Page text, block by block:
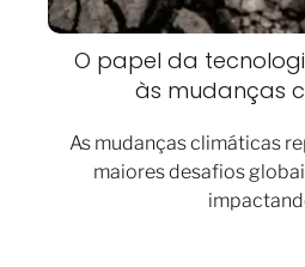
O papel da
às mudanças
As mudanças climáticas
maiores desafios